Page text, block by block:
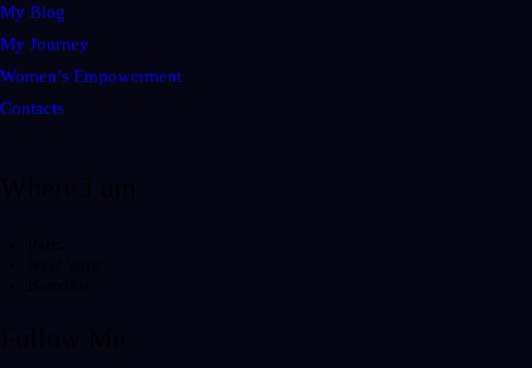
My Blog
My Journey
Women’s Empowerment
Contacts